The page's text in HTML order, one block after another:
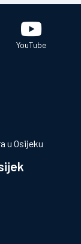
YouTube
u Osijeku